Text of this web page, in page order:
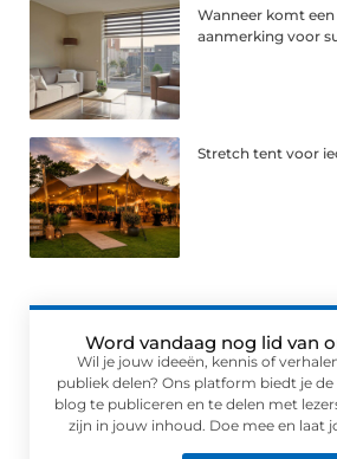
Wanneer komt
aanmerking voor
Stretch tent voor
Word vandaag nog lid van
Wil je jouw ideeën, kennis of
publiek delen? Ons platform biedt je
blog te publiceren en te delen met
zijn in jouw inhoud. Doe mee en laat